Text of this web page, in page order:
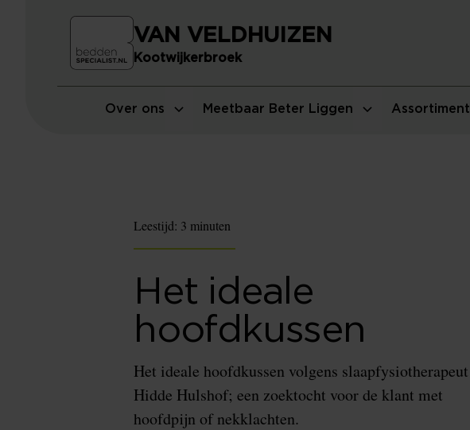
Over ons Meetbaar Beter Liggen Assortiment
VAN VELDHUIZEN
Kootwijkerbroek
Leestijd: 3 minuten
Het ideale
hoofdkussen
Het ideale hoofdkussen volgens slaapfysiotherapeut
Hidde Hulshof; een zoektocht voor de klant met
hoofdpijn of nekklachten.